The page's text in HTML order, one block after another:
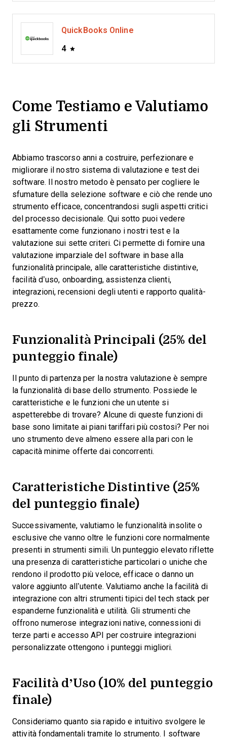
QuickBooks Online
4
Come Testiamo e Valutiamo
gli Strumenti
Abbiamo trascorso anni a costruire, perfezionare e
migliorare il nostro sistema di valutazione e test dei
software. Il nostro metodo è pensato per cogliere le
sfumature della selezione software e ciò che rende uno
strumento efficace, concentrandosi sugli aspetti critici
del processo decisionale. Qui sotto puoi vedere
esattamente come funzionano i nostri test e la
valutazione sui sette criteri. Ci permette di fornire una
valutazione imparziale del software in base alla
funzionalità principale, alle caratteristiche distintive,
facilità d’uso, onboarding, assistenza clienti,
integrazioni, recensioni degli utenti e rapporto qualità-
prezzo.
Funzionalità Principali (25% del
punteggio finale)
Il punto di partenza per la nostra valutazione è sempre
la funzionalità di base dello strumento. Possiede le
caratteristiche e le funzioni che un utente si
aspetterebbe di trovare? Alcune di queste funzioni di
base sono limitate ai piani tariffari più costosi? Per noi
uno strumento deve almeno essere alla pari con le
capacità minime offerte dai concorrenti.
Caratteristiche Distintive (25%
del punteggio finale)
Successivamente, valutiamo le funzionalità insolite o
esclusive che vanno oltre le funzioni core normalmente
presenti in strumenti simili. Un punteggio elevato riflette
una presenza di caratteristiche particolari o uniche che
rendono il prodotto più veloce, efficace o danno un
valore aggiunto all’utente. Valutiamo anche la facilità di
integrazione con altri strumenti tipici del tech stack per
espanderne funzionalità e utilità. Gli strumenti che
offrono numerose integrazioni native, connessioni di
terze parti e accesso API per costruire integrazioni
personalizzate ottengono i punteggi migliori.
Facilità d’Uso (10% del punteggio
finale)
Consideriamo quanto sia rapido e intuitivo svolgere le
attività fondamentali tramite lo strumento. I software